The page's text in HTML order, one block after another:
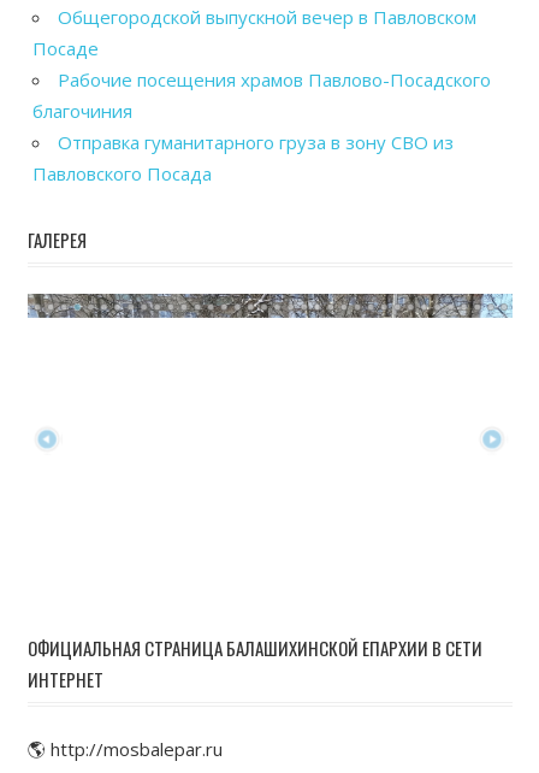
Общегородской выпускной вечер в Павловском
Посаде
Рабочие посещения храмов Павлово-Посадского
благочиния
Отправка гуманитарного груза в зону СВО из
Павловского Посада
ГАЛЕРЕЯ
ОФИЦИАЛЬНАЯ СТРАНИЦА БАЛАШИХИНСКОЙ ЕПАРХИИ В СЕТИ
ИНТЕРНЕТ
🌎 http://mosbalepar.ru